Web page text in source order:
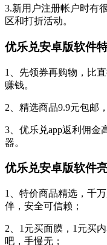
3.新用户注册帐户时有
区和打折活动。
优乐兑安卓版软件
1、先领券再购物，比
赚钱。
2、精选商品9.9元包邮
3、优乐兑app返利佣金
器。
优乐兑安卓版软件
1、特价商品精选，千
伴，安全可信赖；
2、1元买面膜，1元买
吧，手慢无；